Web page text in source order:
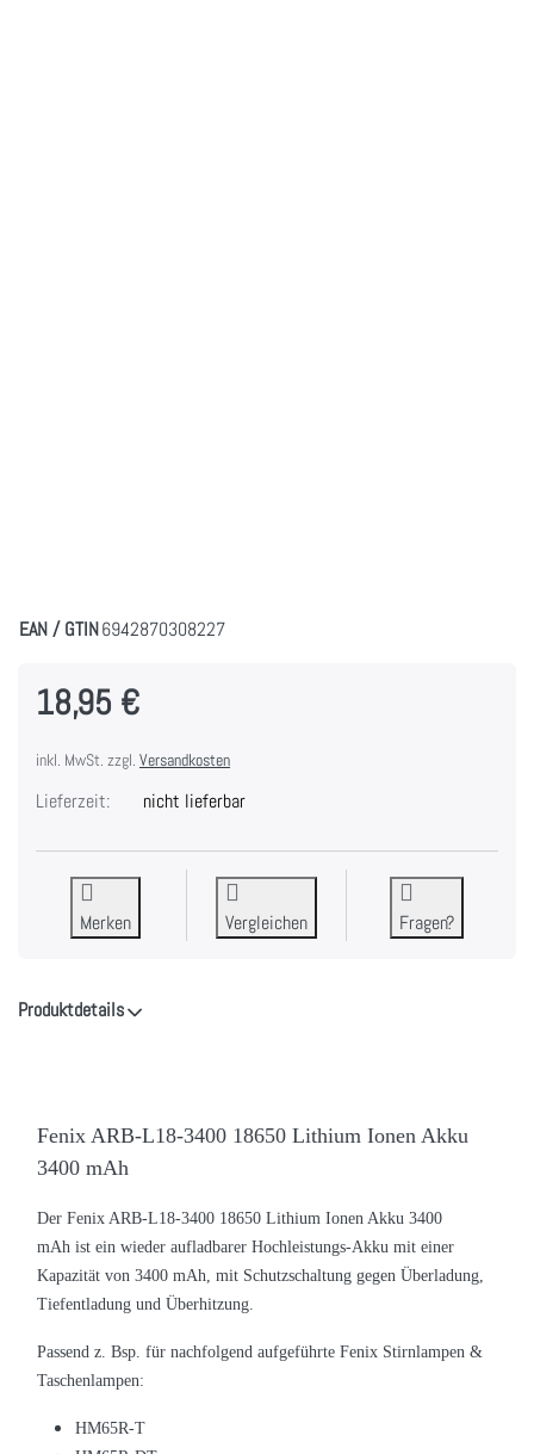
EAN / GTIN6942870308227
18,95 €
inkl. MwSt. zzgl. Versandkosten
Lieferzeit: nicht lieferbar
Merken Vergleichen Fragen?
Produktdetails
Fenix ARB-L18-3400 18650 Lithium Ionen Akku
3400 mAh
Der Fenix ARB-L18-3400 18650 Lithium Ionen Akku 3400
mAh ist ein wieder aufladbarer Hochleistungs-Akku mit einer
Kapazität von 3400 mAh, mit Schutzschaltung gegen Überladung,
Tiefentladung und Überhitzung.
Passend z. Bsp. für nachfolgend aufgeführte Fenix Stirnlampen &
Taschenlampen:
HM65R-T